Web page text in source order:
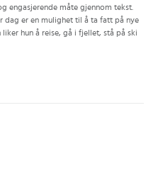
engasjerende måte gjennom tekst.
dag er en mulighet til å ta fatt på nye
hun å reise, gå i fjellet, stå på ski